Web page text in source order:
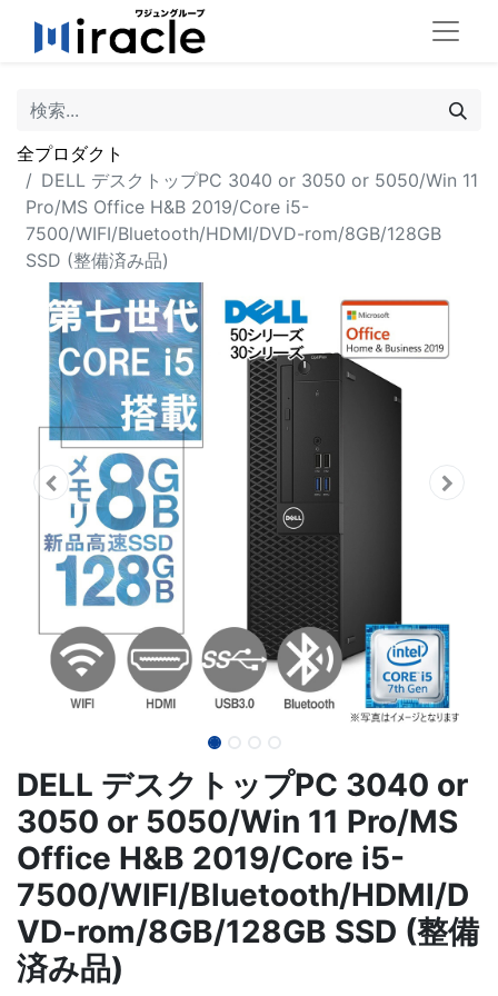
全プロダクト
DELL デスクトップPC 3040 or 3050 or 5050/Win 11
Pro/MS Office H&B 2019/Core i5-
7500/WIFI/Bluetooth/HDMI/DVD-rom/8GB/128GB
SSD (整備済み品)
DELL デスクトップPC 3040 or
3050 or 5050/Win 11 Pro/MS
Office H&B 2019/Core i5-
7500/WIFI/Bluetooth/HDMI/D
VD-rom/8GB/128GB SSD (整備
済み品)